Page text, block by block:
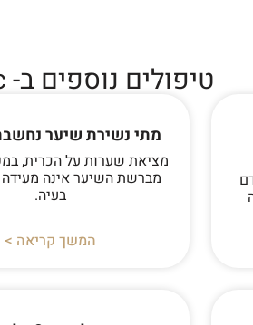
טיפולים נוספים ב-
מתי נשירת שיער
מציאת שערות על הכרית,
מברשת השיער אינה
בעיה.
המשך קריאה >